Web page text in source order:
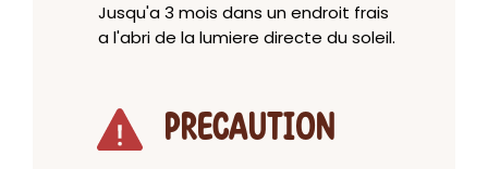
Jusqu'a 3 mois dans un endroit frais
a l'abri de la lumiere directe du soleil.
PRECAUTION